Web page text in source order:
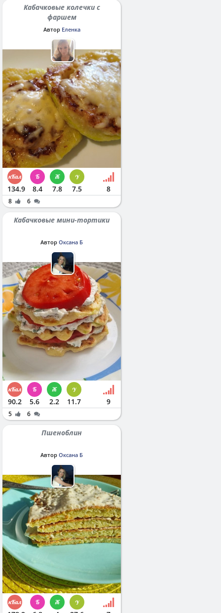
Кабачковые колечки с
фаршем
Автор Еленка
134.9 8.4 7.8 7.5 8
8 6
Кабачковые мини-тортики
Автор Оксана Б
90.2 5.6 2.2 11.7 9
5 6
Пшеноблин
Автор Оксана Б